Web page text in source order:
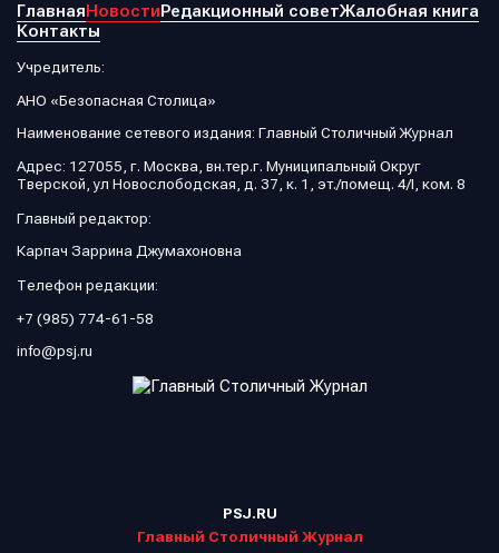
PSJ.RU
Главный Столичный Журнал
ГлавнаяНовостиРедакционный советЖалобная книга
Контакты
Учредитель:
АНО «Безопасная Столица»
Наименование сетевого издания: Главный Столичный Журнал
Адрес: 127055, г. Москва, вн.тер.г. Муниципальный Округ
Тверской, ул Новослободская, д. 37, к. 1, эт./помещ. 4/I, ком. 8
Главный редактор:
Карпач Заррина Джумахоновна
Телефон редакции:
+7 (985) 774-61-58
info@psj.ru